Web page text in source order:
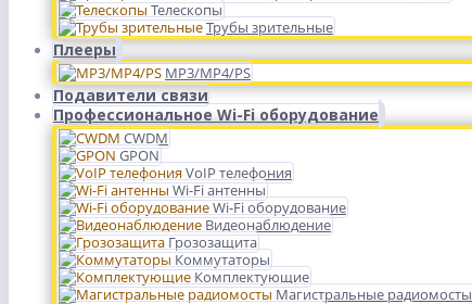
Телескопы
Трубы зрительные
Плееры
MP3/MP4/PS
Подавители связи
Профессиональное Wi-Fi оборудование
CWDM
GPON
VoIP телефония
Wi-Fi антенны
Wi-Fi оборудование
Видеонаблюдение
Грозозащита
Коммутаторы
Комплектующие
Магистральные радиомосты